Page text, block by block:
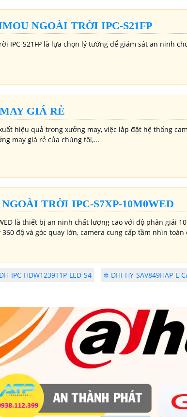
NGOÀI TRỜI IPC-S21FP
IPC-S21FP là lựa chọn lý tưởng để giám sát an ninh
GIÁ RẺ
hiệu quả trong xưởng may, việc lắp đặt hệ thống
may giá rẻ của chúng tôi,...
TRỜI IPC-S7XP-10M0WED
là thiết bị an ninh chất lượng cao với độ phân giải
độ và góc quay lớn, camera cung cấp tầm nhìn toàn
IPC-HDW1239T1P-LED-S4
✲ DHI-HY-SAV849HAP-E